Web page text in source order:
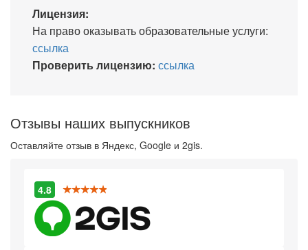
Лицензия:
На право оказывать образовательные услуги:
ссылка
Проверить лицензию: ссылка
Отзывы наших выпускников
Оставляйте отзыв в Яндекс, Google и 2gis.
4.8